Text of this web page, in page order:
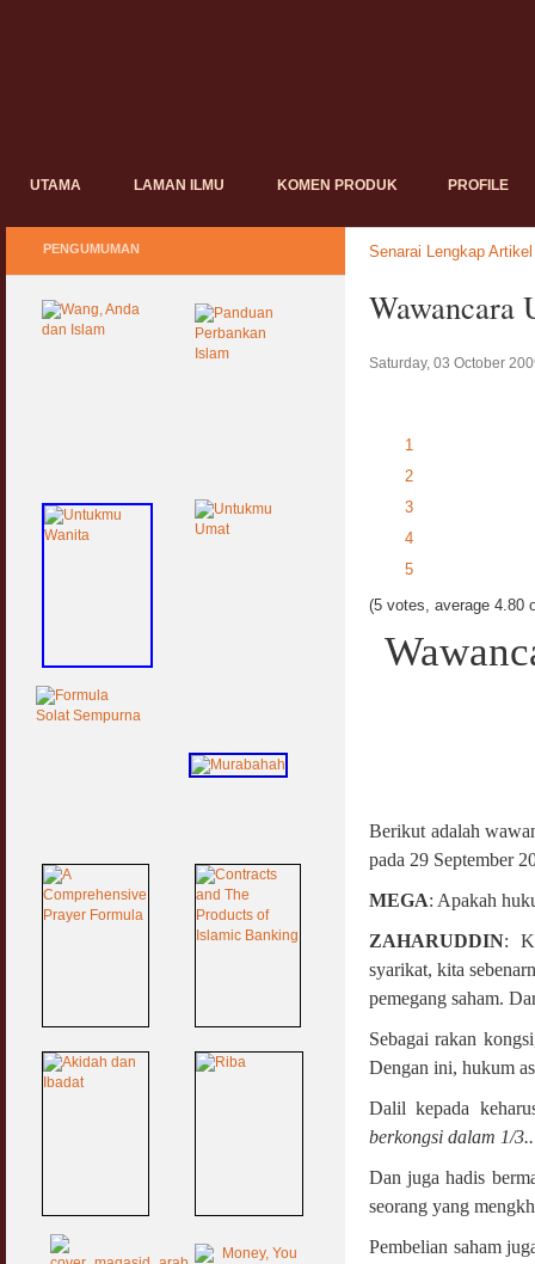
UTAMA LAMAN ILMU KOMEN PRODUK PROFILE
Senarai Lengkap Artikel
Wawancara
Saturday, 03 October
1
2
3
4
5
(5 votes, average 4.80
Berikut adalah
pada 29 September
MEGA: Apakah
ZAHARUDDIN:
syarikat, kita
pemegang saham.
Sebagai rakan
Dengan ini, hukum
Dalil kepada
berkongsi dalam 1/3..
Dan juga hadis
seorang yang
Pembelian saham
PENGUMUMAN